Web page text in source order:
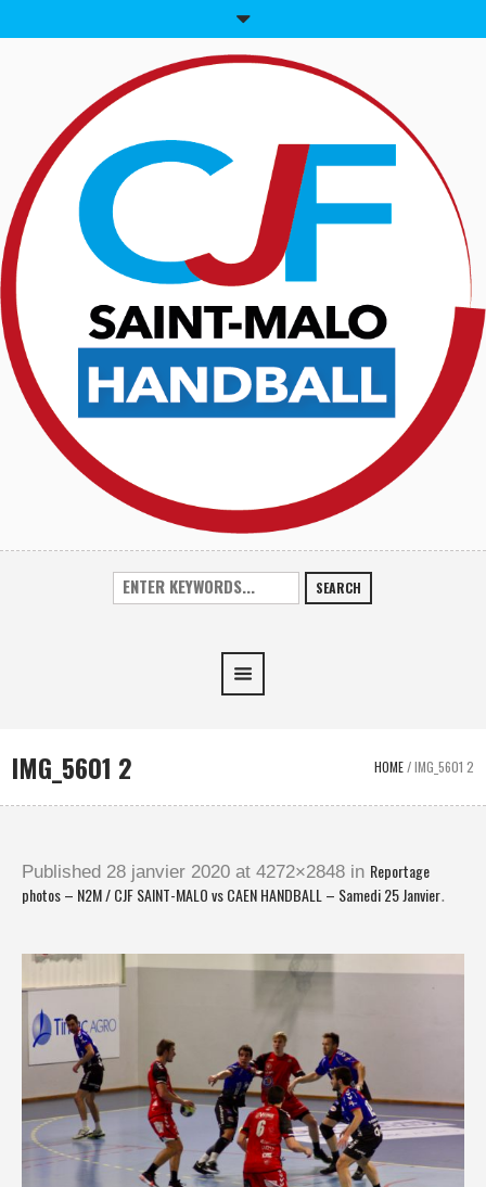
SEARCH
IMG_5601 2 HOME/IMG_5601 2
Published 28 janvier 2020 at 4272×2848 in Reportage
photos – N2M / CJF SAINT-MALO vs CAEN HANDBALL – Samedi 25 Janvier.